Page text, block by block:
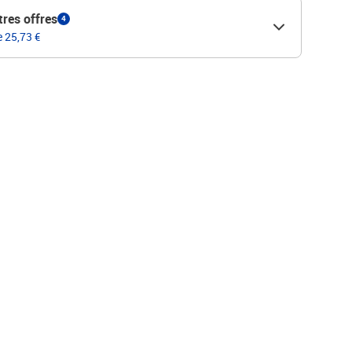
offres 4
25,73 €